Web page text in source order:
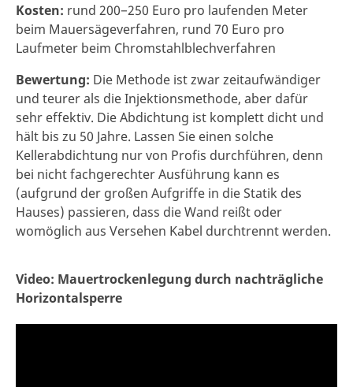
Kosten: rund 200−250 Euro pro laufenden Meter
beim Mauersägeverfahren, rund 70 Euro pro
Laufmeter beim Chromstahlblechverfahren
Bewertung: Die Methode ist zwar zeitaufwändiger
und teurer als die Injektionsmethode, aber dafür
sehr effektiv. Die Abdichtung ist komplett dicht und
hält bis zu 50 Jahre. Lassen Sie einen solche
Kellerabdichtung nur von Profis durchführen, denn
bei nicht fachgerechter Ausführung kann es
(aufgrund der großen Aufgriffe in die Statik des
Hauses) passieren, dass die Wand reißt oder
womöglich aus Versehen Kabel durchtrennt werden.
Video: Mauertrockenlegung durch nachträgliche
Horizontalsperre